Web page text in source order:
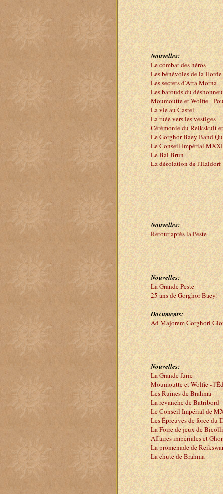
Nouvelles:
Le combat des héros
Les bénévoles de la Horde
Les secrets d'Arta Morna
Les barouds du
Moumoutte et Wolfie -
La vie au Castel
La ruée vers les vestiges
Cérémonie du Reikskult
Le Gorghor Baey Band
Le Conseil Impérial
Le Bal Brun
La désolation de l'Haldorf
Nouvelles:
Retour après la Peste
Nouvelles:
La Grande Peste
25 ans de Gorghor Baey!
Documents:
Ad Majorem Gorghori
Nouvelles:
La Grande furie
Moumoutte et Wolfie -
Les Ruines de Brahma
La revanche de Batribord
Le Conseil Impérial de
Les Épreuves de force du
La Foire de jeux de
Affaires impériales et
La promenade de
La chute de Brahma